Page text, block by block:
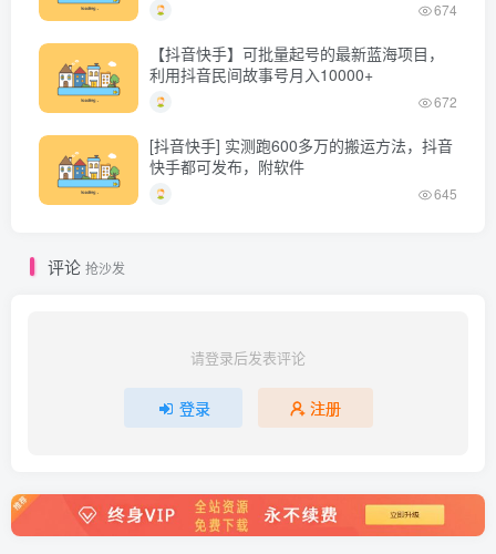
674
【抖音快手】可批量起号的最新蓝海项目，
利用抖音民间故事号月入10000+
672
[抖音快手] 实测跑600多万的搬运方法，抖音
快手都可发布，附软件
645
评论 抢沙发
请登录后发表评论
登录 注册